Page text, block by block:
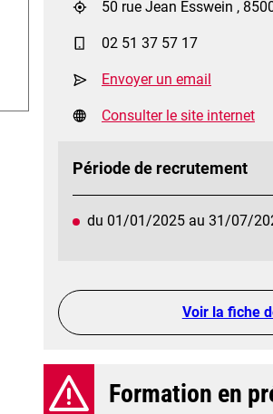
50 rue Jean Esswein ,
02 51 37 57 17
Envoyer un email
Consulter le site internet
Période de recrutement
du 01/01/2025 au 31/07/
Voir la fiche
Formation en